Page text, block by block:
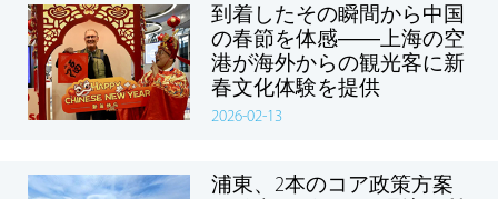
到着したその瞬間から中国
の春節を体感――上海の空
港が海外からの観光客に新
春文化体験を提供
2026-02-13
浦東、2本のコア政策方案